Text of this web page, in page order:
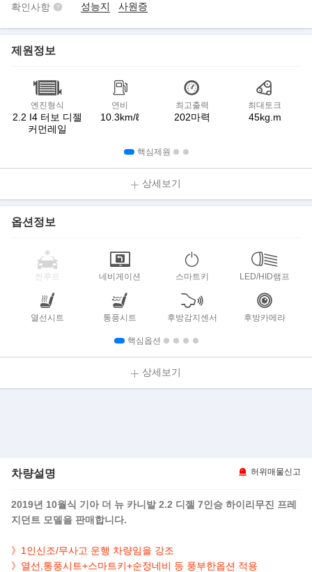
확인사항
성능지 사원증
제원정보
엔진형식
2.2 I4 터보 디젤
커먼레일
연비
10.3km/ℓ
최고출력
202마력
최대토크
45kg.m
핵심제원
상세보기
옵션정보
썬루프 네비게이션 스마트키 LED/HID램프
열선시트 통풍시트 후방감지센서 후방카메라
핵심옵션
상세보기
차량설명 허위매물신고
2019년 10월식 기아 더 뉴 카니발 2.2 디젤 7인승 하이리무진 프레
지던트 모델을 판매합니다.
》1인신조/무사고 운행 차량임을 강조
》열선,통풍시트+스마트키+순정네비 등 풍부한옵션 적용